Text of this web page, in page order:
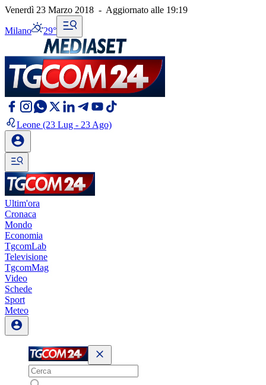
Venerdì 23 Marzo 2018 - Aggiornato alle 19:19
Milano 29°
Leone (23 Lug - 23 Ago)
Ultim'ora
Cronaca
Mondo
Economia
TgcomLab
Televisione
TgcomMag
Video
Schede
Sport
Meteo